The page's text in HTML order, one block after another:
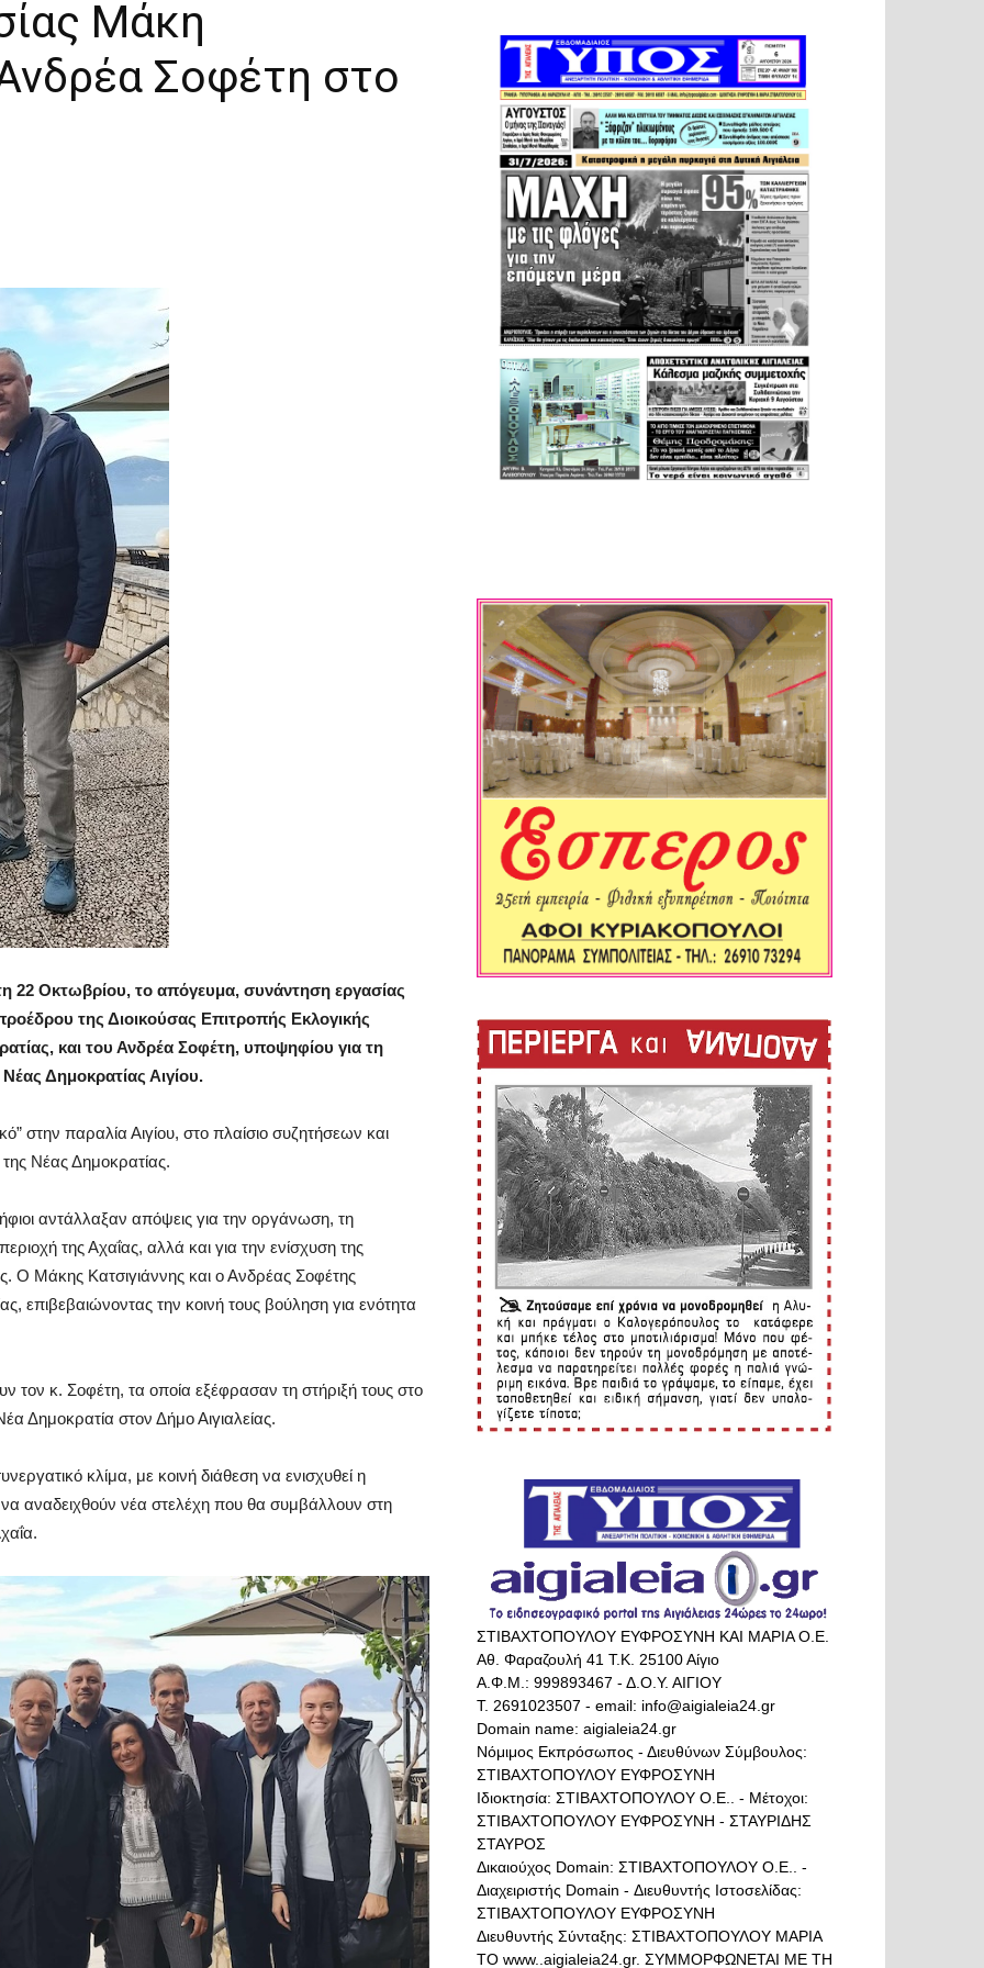
Μάκη
Σοφέτη στο
22 Οκτωβρίου, το απόγευμα, συνάντηση εργασίας
της Διοικούσας Επιτροπής Εκλογικής
και του Ανδρέα Σοφέτη, υποψηφίου για τη
Δημοκρατίας Αιγίου.
στην παραλία Αιγίου, στο πλαίσιο συζητήσεων και
Νέας Δημοκρατίας.
αντάλλαξαν απόψεις για την οργάνωση, τη
της Αχαΐας, αλλά και για την ενίσχυση της
Ο Μάκης Κατσιγιάννης και ο Ανδρέας Σοφέτης
επιβεβαιώνοντας την κοινή τους βούληση για ενότητα
τον κ. Σοφέτη, τα οποία εξέφρασαν τη στήριξή τους στο
Δημοκρατία στον Δήμο Αιγιαλείας.
κλίμα, με κοινή διάθεση να ενισχυθεί η
αναδειχθούν νέα στελέχη που θα συμβάλλουν στη
ΣΤΙΒΑΧΤΟΠΟΥΛΟΥ ΕΥΦΡΟΣΥΝΗ ΚΑΙ ΜΑΡΙΑ Ο.Ε.
Αθ. Φαραζουλή 41 Τ.Κ. 25100 Αίγιο
Α.Φ.Μ.: 999893467 - Δ.Ο.Υ. ΑΙΓΙΟΥ
Τ. 2691023507 - email: info@aigialeia24.gr
Domain name: aigialeia24.gr
Νόμιμος Εκπρόσωπος - Διευθύνων Σύμβουλος:
ΣΤΙΒΑΧΤΟΠΟΥΛΟΥ ΕΥΦΡΟΣΥΝΗ
Ιδιοκτησία: ΣΤΙΒΑΧΤΟΠΟΥΛΟΥ Ο.Ε.. - Μέτοχοι:
ΣΤΙΒΑΧΤΟΠΟΥΛΟΥ ΕΥΦΡΟΣΥΝΗ - ΣΤΑΥΡΙΔΗΣ
ΣΤΑΥΡΟΣ
Δικαιούχος Domain: ΣΤΙΒΑΧΤΟΠΟΥΛΟΥ Ο.Ε.. -
Διαχειριστής Domain - Διευθυντής Ιστοσελίδας:
ΣΤΙΒΑΧΤΟΠΟΥΛΟΥ ΕΥΦΡΟΣΥΝΗ
Διευθυντής Σύνταξης: ΣΤΙΒΑΧΤΟΠΟΥΛΟΥ ΜΑΡΙΑ
ΤΟ www..aigialeia24.gr. ΣΥΜΜΟΡΦΩΝΕΤΑΙ ΜΕ ΤΗ